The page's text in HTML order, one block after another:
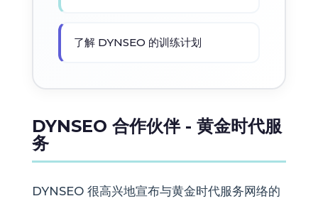
了解 DYNSEO 的训练计划
DYNSEO 合作伙伴 - 黄金时代服
务
DYNSEO 很高兴地宣布与黄金时代服务网络的